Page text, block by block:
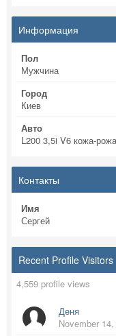
Информация
Пол
Мужчина
Город
Киев
Авто
L200 3,5i V6 кожа-рожа
Контакты
Имя
Сергей
Recent Profile Visitors
4,559 profile views
Деня
November